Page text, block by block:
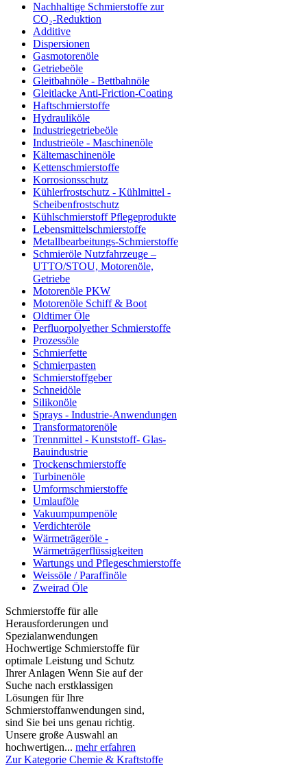
Nachhaltige Schmierstoffe zur
CO₂-Reduktion
Additive
Dispersionen
Gasmotorenöle
Getriebeöle
Gleitbahnöle - Bettbahnöle
Gleitlacke Anti-Friction-Coating
Haftschmierstoffe
Hydrauliköle
Industriegetriebeöle
Industrieöle - Maschinenöle
Kältemaschinenöle
Kettenschmierstoffe
Korrosionsschutz
Kühlerfrostschutz - Kühlmittel -
Scheibenfrostschutz
Kühlschmierstoff Pflegeprodukte
Lebensmittelschmierstoffe
Metallbearbeitungs-Schmierstoffe
Schmieröle Nutzfahrzeuge –
UTTO/STOU, Motorenöle,
Getriebe
Motorenöle PKW
Motorenöle Schiff & Boot
Oldtimer Öle
Perfluorpolyether Schmierstoffe
Prozessöle
Schmierfette
Schmierpasten
Schmierstoffgeber
Schneidöle
Silikonöle
Sprays - Industrie-Anwendungen
Transformatorenöle
Trennmittel - Kunststoff- Glas-
Bauindustrie
Trockenschmierstoffe
Turbinenöle
Umformschmierstoffe
Umlauföle
Vakuumpumpenöle
Verdichteröle
Wärmeträgeröle -
Wärmeträgerflüssigkeiten
Wartungs und Pflegeschmierstoffe
Weissöle / Paraffinöle
Zweirad Öle
Schmierstoffe für alle
Herausforderungen und
Spezialanwendungen
Hochwertige Schmierstoffe für
optimale Leistung und Schutz
Ihrer Anlagen Wenn Sie auf der
Suche nach erstklassigen
Lösungen für Ihre
Schmierstoffanwendungen sind,
sind Sie bei uns genau richtig.
Unsere große Auswahl an
hochwertigen... mehr erfahren
Zur Kategorie Chemie & Kraftstoffe